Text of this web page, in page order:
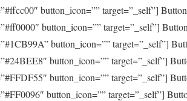
button_icon=”” target=”_self”]
button_icon=”” target=”_self”]
button_icon=”” target=”_self”]
button_icon=”” target=”_self”]
button_icon=”” target=”_self”]
button_icon=”” target=”_self”]